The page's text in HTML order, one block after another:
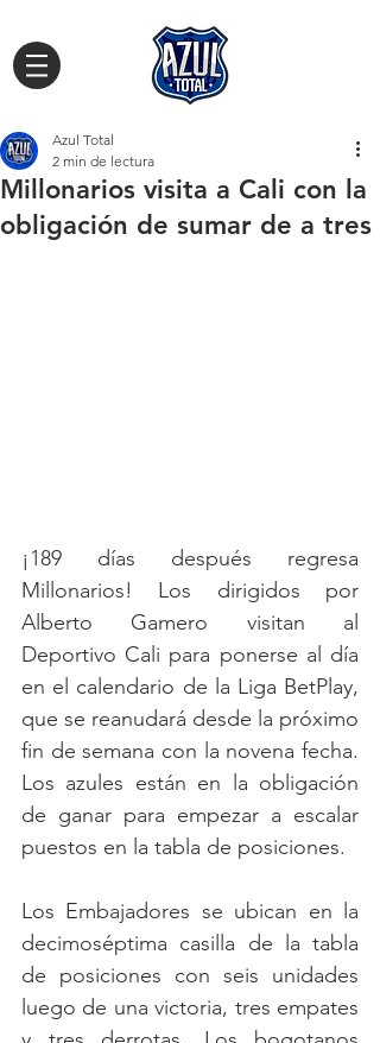
Millonarios visita a Cali con la
obligación de sumar de a tres
Azul Total
2 min de lectura
¡189 días después regresa
Millonarios! Los dirigidos por
Alberto Gamero visitan al
Deportivo Cali para ponerse al día
en el calendario de la Liga BetPlay,
que se reanudará desde la próximo
fin de semana con la novena fecha.
Los azules están en la obligación
de ganar para empezar a escalar
puestos en la tabla de posiciones.
Los Embajadores se ubican en la
decimoséptima casilla de la tabla
de posiciones con seis unidades
luego de una victoria, tres empates